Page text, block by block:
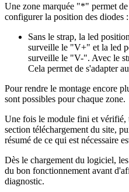
Une zone marquée "*" permet
configurer la position des diodes :
Sans le strap, la led
surveille le "V+" et la led
surveille le "V-". Avec le
Cela permet de s'adapter
Pour rendre le montage encore
sont possibles pour chaque zone.
Une fois le module fini et vérifié,
section téléchargement du site,
résumé de ce qui est nécessaire
Dès le chargement du logiciel,
du bon fonctionnement avant
diagnostic.